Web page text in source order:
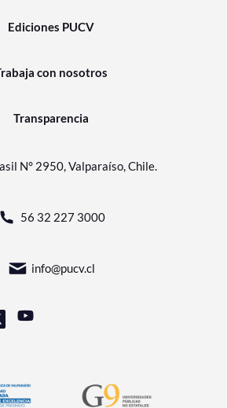
Ediciones PUCV
con nosotros
Transparencia
N° 2950, Valparaíso, Chile.
56 32 227 3000
info@pucv.cl